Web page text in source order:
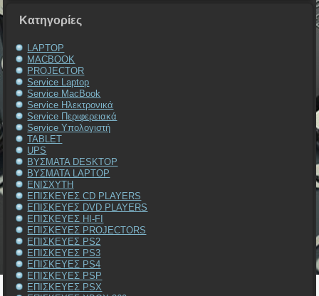
Kατηγορίες
LAPTOP
MACBOOK
PROJECTOR
Service Laptop
Service MacBook
Service Ηλεκτρονικά
Service Περιφερειακά
Service Υπολογιστή
TABLET
UPS
ΒΥΣΜΑΤΑ DESKTOP
ΒΥΣΜΑΤΑ LAPTOP
ΕΝΙΣΧΥΤΗ
ΕΠΙΣΚΕΥΕΣ CD PLAYERS
ΕΠΙΣΚΕΥΕΣ DVD PLAYERS
ΕΠΙΣΚΕΥΕΣ HI-FI
ΕΠΙΣΚΕΥΕΣ PROJECTORS
ΕΠΙΣΚΕΥΕΣ PS2
ΕΠΙΣΚΕΥΕΣ PS3
ΕΠΙΣΚΕΥΕΣ PS4
ΕΠΙΣΚΕΥΕΣ PSP
ΕΠΙΣΚΕΥΕΣ PSX